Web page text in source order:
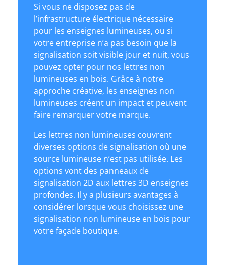
Si vous ne disposez pas de
l’infrastructure électrique nécessaire
pour les enseignes lumineuses, ou si
votre entreprise n’a pas besoin que la
signalisation soit visible jour et nuit, vous
pouvez opter pour nos lettres non
lumineuses en bois. Grâce à notre
approche créative, les enseignes non
lumineuses créent un impact et peuvent
faire remarquer votre marque.
Les lettres non lumineuses couvrent
diverses options de signalisation où une
source lumineuse n’est pas utilisée. Les
options vont des panneaux de
signalisation 2D aux lettres 3D enseignes
profondes. Il y a plusieurs avantages à
considérer lorsque vous choisissez une
signalisation non lumineuse en bois pour
votre façade boutique.